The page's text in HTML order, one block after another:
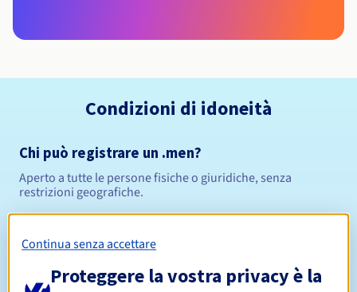
Condizioni di idoneità
Chi può registrare un .men?
Aperto a tutte le persone fisiche o giuridiche, senza
restrizioni geografiche.
Periodo di registrazione Da 1 a 10 anni
Continua senza accettare
Proteggere la vostra privacy è la